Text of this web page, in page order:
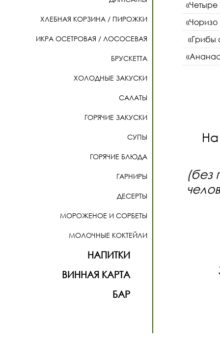
ХЛЕБНАЯ КОРЗИНА / ПИРОЖКИ
ИКРА ОСЕТРОВАЯ / ЛОСОСЕВАЯ
БРУСКЕТТА
ХОЛОДНЫЕ ЗАКУСКИ
САЛАТЫ
ГОРЯЧИЕ ЗАКУСКИ
СУПЫ
ГОРЯЧИЕ БЛЮДА
ГАРНИРЫ
ДЕСЕРТЫ
МОРОЖЕНОЕ И СОРБЕТЫ
МОЛОЧНЫЕ КОКТЕЙЛИ
НАПИТКИ
ВИННАЯ КАРТА
БАР
«Четыре
«Чоризо
«Грибы
(без